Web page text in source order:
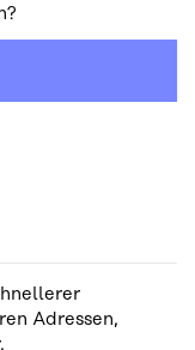
Adressen,